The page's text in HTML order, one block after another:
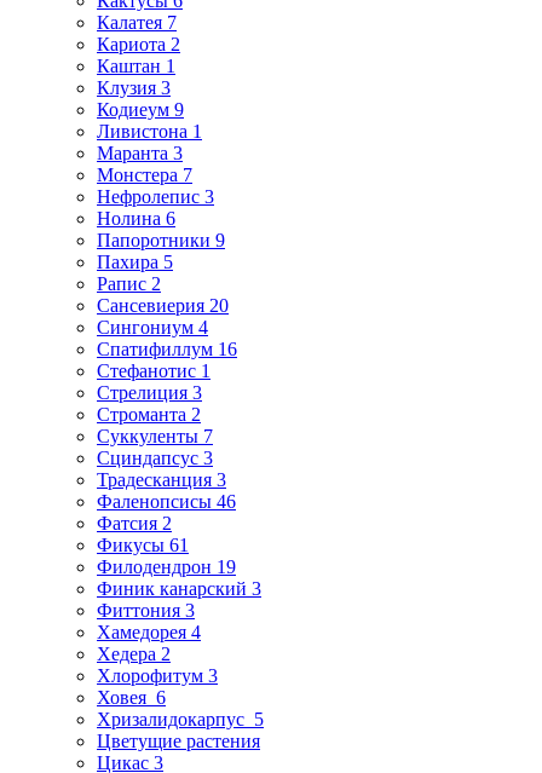
Калатея 7
Кариота 2
Каштан 1
Клузия 3
Кодиеум 9
Ливистона 1
Маранта 3
Монстера 7
Нефролепис 3
Нолина 6
Папоротники 9
Пахира 5
Рапис 2
Сансевиерия 20
Сингониум 4
Спатифиллум 16
Стефанотис 1
Стрелиция 3
Строманта 2
Суккуленты 7
Сциндапсус 3
Традесканция 3
Фаленопсисы 46
Фатсия 2
Фикусы 61
Филодендрон 19
Финик канарский 3
Фиттония 3
Хамедорея 4
Хедера 2
Хлорофитум 3
Ховея 6
Хризалидокарпус 5
Цветущие растения
Цикас 3